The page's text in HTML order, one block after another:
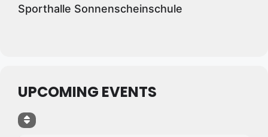
Sporthalle Sonnenscheinschule
UPCOMING EVENTS